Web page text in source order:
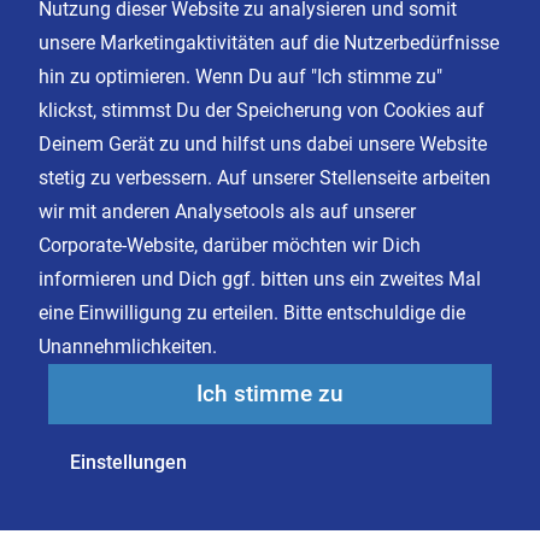
Impressum
Datenschutz
AGB
Cookie Einstellungen
Facebook
Nutzung dieser Website zu analysieren und somit
unsere Marketingaktivitäten auf die Nutzerbedürfnisse
hin zu optimieren. Wenn Du auf "Ich stimme zu"
klickst, stimmst Du der Speicherung von Cookies auf
Deinem Gerät zu und hilfst uns dabei unsere Website
stetig zu verbessern. Auf unserer Stellenseite arbeiten
wir mit anderen Analysetools als auf unserer
Corporate-Website, darüber möchten wir Dich
informieren und Dich ggf. bitten uns ein zweites Mal
eine Einwilligung zu erteilen. Bitte entschuldige die
Unannehmlichkeiten.
Ich stimme zu
Einstellungen